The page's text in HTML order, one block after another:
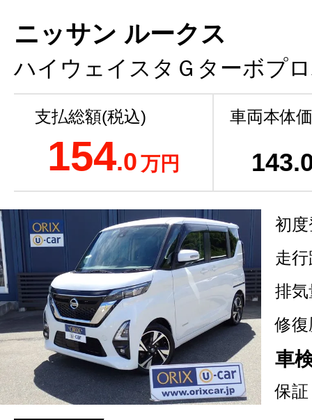
ニッサン ルークス
ハイウェイスタＧターボプ
支払総額(税込)
154.0万円
車両本体
143
初
走
排気
修復
車
保証